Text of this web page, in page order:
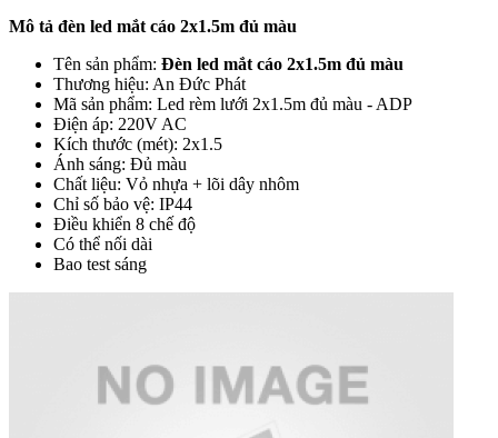
Mô tả đèn led mắt cáo 2x1.5m đủ màu
Tên sản phẩm: Đèn led mắt cáo 2x1.5m đủ màu
Thương hiệu: An Đức Phát
Mã sản phẩm: Led rèm lưới 2x1.5m đủ màu - ADP
Điện áp: 220V AC
Kích thước (mét): 2x1.5
Ánh sáng: Đủ màu
Chất liệu: Vỏ nhựa + lõi dây nhôm
Chỉ số bảo vệ: IP44
Điều khiển 8 chế độ
Có thể nối dài
Bao test sáng